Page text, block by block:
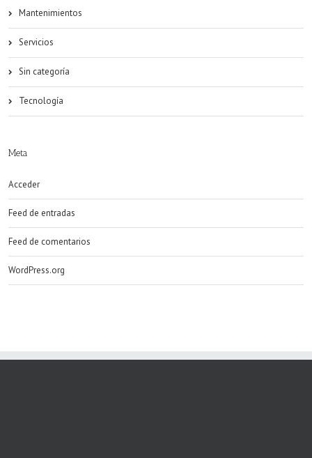
Mantenimientos
Servicios
Sin categoría
Tecnología
Meta
Acceder
Feed de entradas
Feed de comentarios
WordPress.org